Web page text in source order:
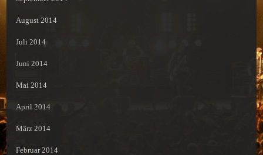
August 2014
Juli 2014
Juni 2014
Mai 2014
April 2014
März 2014
Februar 2014